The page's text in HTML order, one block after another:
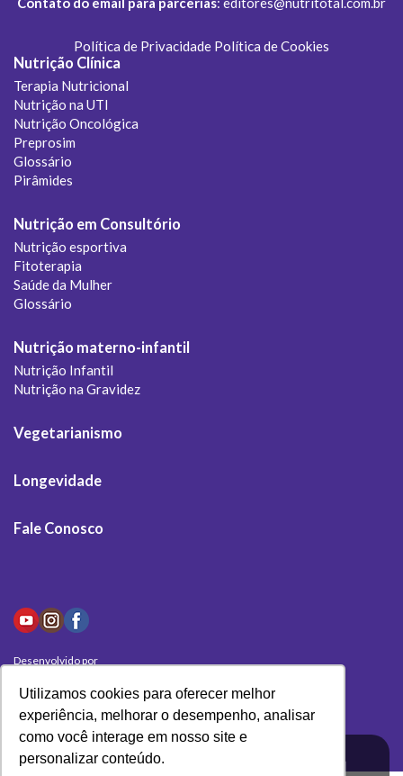
Utilizamos cookies para oferecer melhor
experiência, melhorar o desempenho, analisar
como você interage em nosso site e
personalizar conteúdo.
Política de Privacidade Política de Cookies
Nutrição Clínica
Terapia Nutricional
Nutrição na UTI
Nutrição Oncológica
Preprosim
Glossário
Pirâmides
Nutrição em Consultório
Nutrição esportiva
Fitoterapia
Saúde da Mulher
Glossário
Nutrição materno-infantil
Nutrição Infantil
Nutrição na Gravidez
Vegetarianismo
Longevidade
Fale Conosco
Desenvolvido por